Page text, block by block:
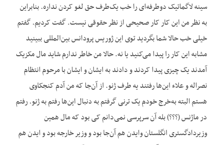
سینه لاگماتیک دوطرفه‌ای را خب یک‌طرف حق لغو کردن نداره. بنابراین
به نظر من این کار کار صحیحی از نظر حقوقی نیست. گفت کردیم. گفتم
خیلی خب حالا شما بگردید توی این ژوریس پرودانس بین‌المللی ببینید
مشابه این کار را پیدا می‌کنید یا نه. حالا من خاطر ندارم شاید مال مکزیک
آمدند یک چیزی پیدا کردند و دادند به ایشان و ایشان با مرحوم انتظام
نصراله و علاء این‌ها رفتند یه طرف ژنو. از آن‌جا که من آدم کنجکاوی
هستم البته به‌خرج خودم یک ترنی گرفتم به دنبال این‌ها رفتم به ژنو. رفتم
در ماژنس (؟؟؟) بله آن سرپرسی نمی‌دانم کی بود که مال همین
وزیردادگستری انگلستان وایدن هم آن‌جا بود و وزیر خارجه بود و ایدن هم